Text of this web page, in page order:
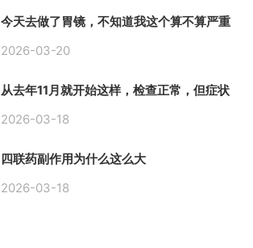
今天去做了胃镜，不知道我这个算不算严重
2026-03-20
从去年11月就开始这样，检查正常，但症状
是一直有食物发酵气体的难受感，打出来就
2026-03-18
四联药副作用为什么这么大
2026-03-18